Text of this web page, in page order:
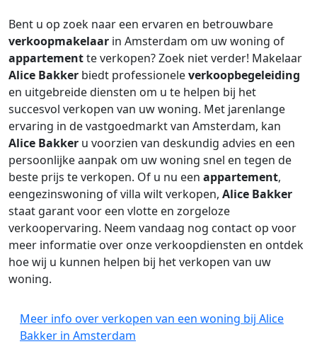
Bent u op zoek naar een ervaren en betrouwbare
verkoopmakelaar in Amsterdam om uw woning of
appartementte verkopen? Zoek niet verder! Makelaar
Alice Bakker biedt professioneleverkoopbegeleiding
en uitgebreide diensten om u te helpen bij het
succesvol verkopen van uw woning. Met jarenlange
ervaring in de vastgoedmarkt van Amsterdam, kan
Alice Bakker u voorzien van deskundig advies en een
persoonlijke aanpak om uw woning snel en tegen de
beste prijs te verkopen. Of u nu een appartement,
eengezinswoning of villa wilt verkopen, Alice Bakker
staat garant voor een vlotte en zorgeloze
verkoopervaring. Neem vandaag nog contact op voor
meer informatie over onze verkoopdiensten en ontdek
hoe wij u kunnen helpen bij het verkopen van uw
woning.
Meer info over verkopen van een woning bij Alice
Bakker in Amsterdam